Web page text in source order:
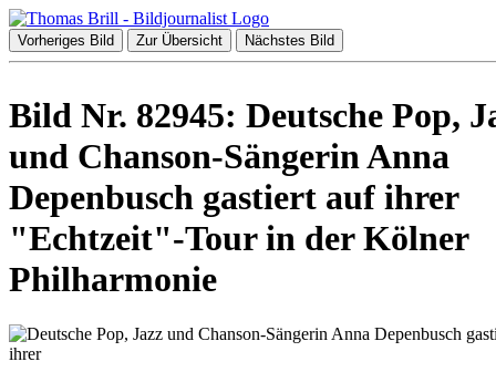
Vorheriges Bild Zur Übersicht Nächstes Bild
Bild Nr. 82945: Deutsche Pop,
und Chanson-Sängerin Anna
Depenbusch gastiert auf ihrer
"Echtzeit"-Tour in der Kölner
Philharmonie